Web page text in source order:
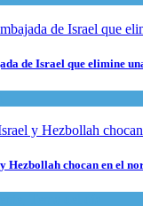
de Israel que elimine
Hezbollah chocan en el